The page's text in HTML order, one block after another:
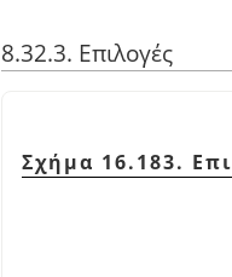
8.32.3. Επιλογές
Σχήμα 16.183.